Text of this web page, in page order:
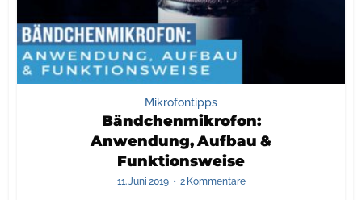
Mikrofontipps
Bändchenmikrofon:
Anwendung, Aufbau &
Funktionsweise
11. Juni 2019 2 Kommentare